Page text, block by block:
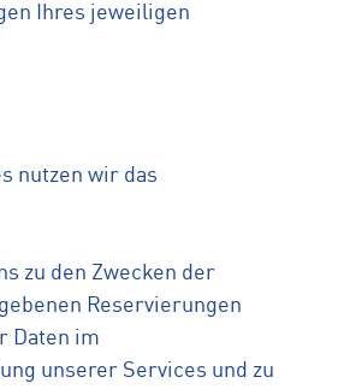
Ihres jeweiligen
nutzen wir das
zu den Zwecken der
Reservierungen
Daten im
unserer Services und zu